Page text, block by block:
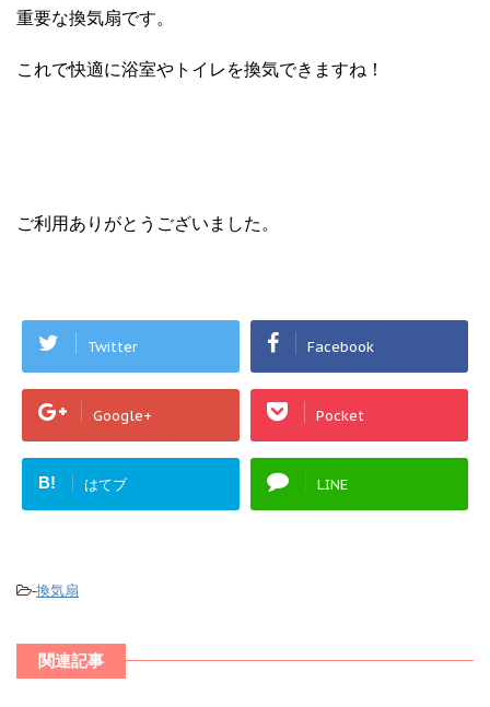
重要な換気扇です。
これで快適に浴室やトイレを換気できますね！
ご利用ありがとうございました。
Twitter Facebook
Google+ Pocket
B! はてブ LINE
-換気扇
関連記事